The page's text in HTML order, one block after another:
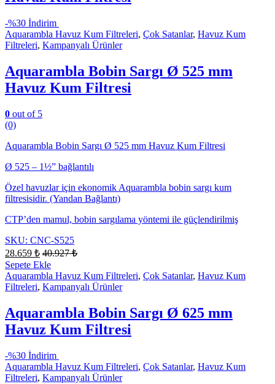
-%30 İndirim
Aquarambla Havuz Kum Filtreleri, Çok Satanlar, Havuz Kum
Filtreleri, Kampanyalı Ürünler
Aquarambla Bobin Sargı Ø 525 mm
Havuz Kum Filtresi
0 out of 5
(0)
Aquarambla Bobin Sargı Ø 525 mm Havuz Kum Filtresi
Ø 525 – 1½” bağlantılı
Özel havuzlar için ekonomik Aquarambla bobin sargı kum
filtresisidir. (Yandan Bağlantı)
CTP’den mamul, bobin sargılama yöntemi ile güçlendirilmiş
SKU: CNC-S525
28.659 ₺ 40.927₺
Sepete Ekle
Aquarambla Havuz Kum Filtreleri, Çok Satanlar, Havuz Kum
Filtreleri, Kampanyalı Ürünler
Aquarambla Bobin Sargı Ø 625 mm
Havuz Kum Filtresi
-%30 İndirim
Aquarambla Havuz Kum Filtreleri, Çok Satanlar, Havuz Kum
Filtreleri, Kampanyalı Ürünler